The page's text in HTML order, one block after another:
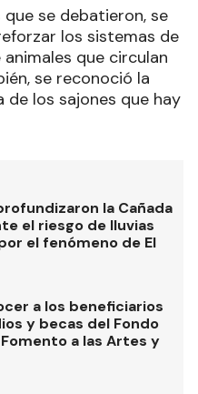
se debatieron, se
los sistemas de
que circulan
se reconoció la
los sajones que hay
la Cañada
el riesgo de lluvias
el fenómeno de El
a los beneficiarios
y becas del Fondo
a las Artes y